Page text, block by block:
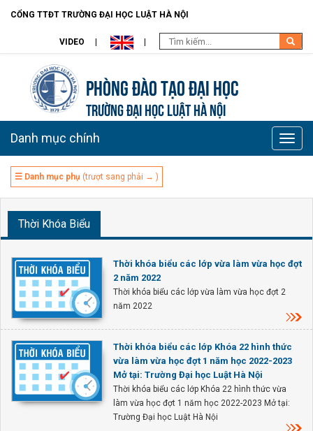
CỔNG TTĐT TRƯỜNG ĐẠI HỌC LUẬT HÀ NỘI
VIDEO
Phòng Đào Tạo đại học
TRƯỜNG ĐẠI HỌC LUẬT HÀ NỘI
Toggle
Danh mục chính
☰ Danh mục phụ (trượt sang phải → )
Thời Khóa Biểu
Thời khóa biểu các lớp vừa làm vừa học đợt
2 năm 2022
Thời khóa biểu các lớp vừa làm vừa học đợt 2
năm 2022
Thời khóa biểu các lớp Khóa 22 hình thức
vừa làm vừa học đợt 1 năm học 2022-2023
Mở tại: Trường Đại học Luật Hà Nội
Thời khóa biểu các lớp Khóa 22 hình thức vừa
làm vừa học đợt 1 năm học 2022-2023 Mở tại:
Trường Đại học Luật Hà Nội